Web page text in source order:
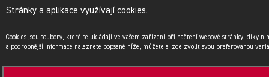
Stránky a aplikace využívají cookies.
Cookies jsou soubory, které se ukládají ve vašem zařízení při načtení webové stránky, díky
a podrobnější informace naleznete popsané níže, můžete si zde zvolit svou preferovanou